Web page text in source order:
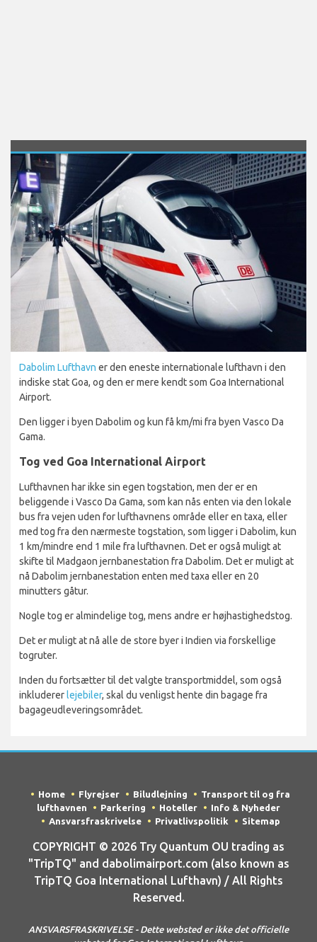
Dabolim Lufthavn er den eneste internationale lufthavn i den
indiske stat Goa, og den er mere kendt som Goa International
Airport.
Den ligger i byen Dabolim og kun få km/mi fra byen Vasco Da
Gama.
Tog ved Goa International Airport
Lufthavnen har ikke sin egen togstation, men der er en
beliggende i Vasco Da Gama, som kan nås enten via den lokale
bus fra vejen uden for lufthavnens område eller en taxa, eller
med tog fra den nærmeste togstation, som ligger i Dabolim, kun
1 km/mindre end 1 mile fra lufthavnen. Det er også muligt at
skifte til Madgaon jernbanestation fra Dabolim. Det er muligt at
nå Dabolim jernbanestation enten med taxa eller en 20
minutters gåtur.
Nogle tog er almindelige tog, mens andre er højhastighedstog.
Det er muligt at nå alle de store byer i Indien via forskellige
togruter.
Inden du fortsætter til det valgte transportmiddel, som også
inkluderer lejebiler, skal du venligst hente din bagage fra
bagageudleveringsområdet.
Home Flyrejser Biludlejning
Transport til og fra
lufthavnen
Parkering Hoteller
Info & Nyheder
Ansvarsfraskrivelse
Privatlivspolitik Sitemap
COPYRIGHT © 2026 Try Quantum OU trading as
"TripTQ" and dabolimairport.com (also known as
TripTQ Goa International Lufthavn) / All Rights
Reserved.
ANSVARSFRASKRIVELSE - Dette websted er ikke det officielle